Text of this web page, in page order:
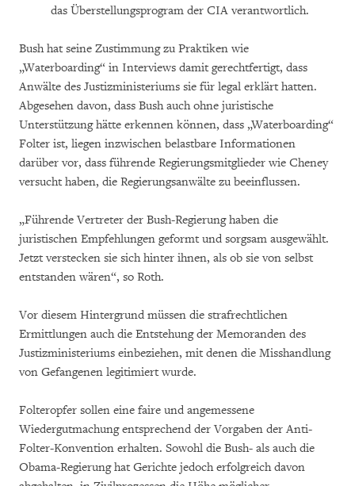
das Überstellungsprogram der CIA verantwortlich.
Bush hat seine Zustimmung zu Praktiken wie
„Waterboarding“ in Interviews damit gerechtfertigt, dass
Anwälte des Justizministeriums sie für legal erklärt hatten.
Abgesehen davon, dass Bush auch ohne juristische
Unterstützung hätte erkennen können, dass „Waterboarding“
Folter ist, liegen inzwischen belastbare Informationen
darüber vor, dass führende Regierungsmitglieder wie Cheney
versucht haben, die Regierungsanwälte zu beeinflussen.
„Führende Vertreter der Bush-Regierung haben die
juristischen Empfehlungen geformt und sorgsam ausgewählt.
Jetzt verstecken sie sich hinter ihnen, als ob sie von selbst
entstanden wären“, so Roth.
Vor diesem Hintergrund müssen die strafrechtlichen
Ermittlungen auch die Entstehung der Memoranden des
Justizministeriums einbeziehen, mit denen die Misshandlung
von Gefangenen legitimiert wurde.
Folteropfer sollen eine faire und angemessene
Wiedergutmachung entsprechend der Vorgaben der Anti-
Folter-Konvention erhalten. Sowohl die Bush- als auch die
Obama-Regierung hat Gerichte jedoch erfolgreich davon